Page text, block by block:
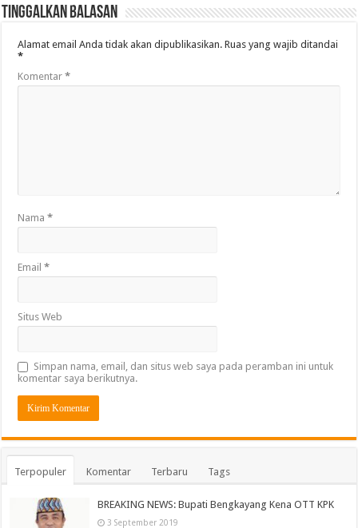
Tinggalkan Balasan
Alamat email Anda tidak akan dipublikasikan. Ruas yang wajib ditandai
*
Komentar*
Nama*
Email*
Situs Web
Simpan nama, email, dan situs web saya pada peramban ini untuk
komentar saya berikutnya.
Terpopuler Komentar Terbaru Tags
BREAKING NEWS: Bupati Bengkayang Kena OTT KPK
3 September 2019